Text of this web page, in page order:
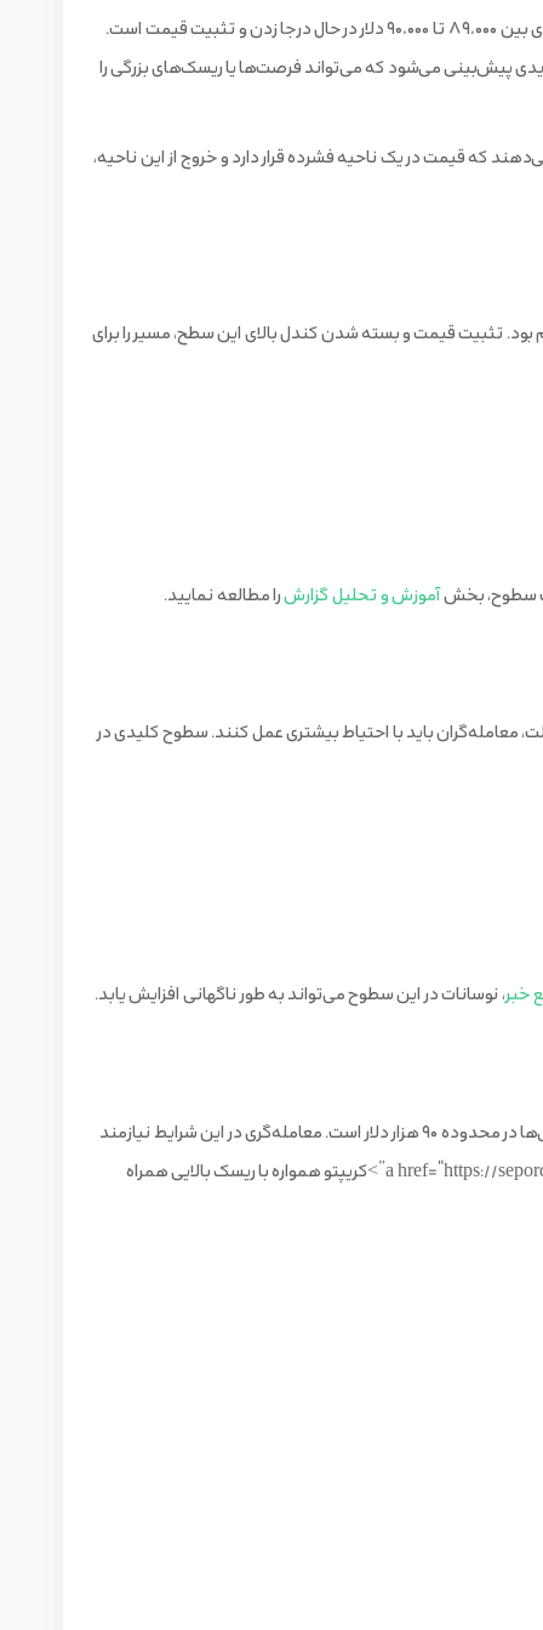
)، پادشاه ارزهای دیجیتال، در محدوده‌ای بین ۸۹,۰۰۰ تا ۹۰,۰۰۰ دلار در حال درجا زدن و تثبیت قیمت است.
شدیدی پیش‌بینی می‌شود که می‌تواند فرصت‌ها یا ریسک‌های بزرگی را
که قیمت در یک ناحیه فشرده قرار دارد و خروج از این ناحیه،
دلار برسانند، شاهد یک رالی صعودی جدید خواهیم بود. تثبیت قیمت و بسته شدن کندل بالای این سطح، مسیر را برای
سطوح، بخشآموزش و تحلیل گزارشرا مطالعه نمایید.
معامله‌گران باید با احتیاط بیشتری عمل کنند. سطوح کلیدی در
خبر، نوسانات در این سطوح می‌تواند به طور ناگهانی افزایش یابد.
در حال حاضر بیت‌کوین در یک مرحله تصمیم‌گیری سرنوشت‌ساز قرار دارد. تثبیت قیمت (Consolidation) فعلی نشان‌دهنده جنگ میان گاوها و خرس‌ها در محدوده ۹۰ هزار دلار است. معامله‌گری در این شرایط نیازمند
-news” target=”_blank” rel=”dofollow”>کریپتو همواره با ریسک بالایی همراه